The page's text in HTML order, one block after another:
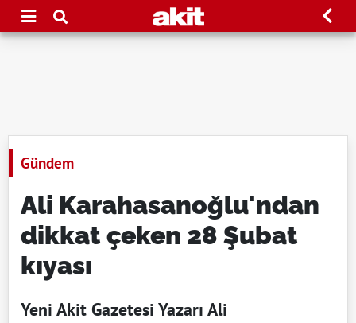
Gündem
Ali Karahasanoğlu'ndan
dikkat çeken 28 Şubat
kıyası
Yeni Akit Gazetesi Yazarı Ali